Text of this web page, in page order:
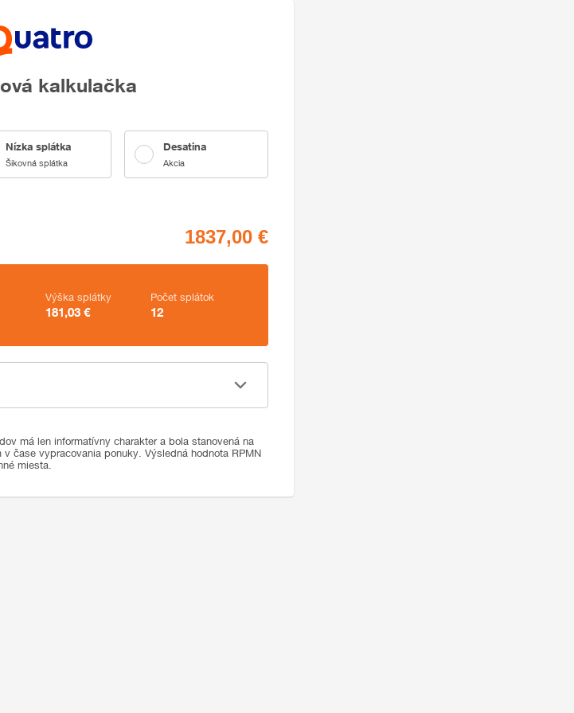
kalkulačka
Nízka splátka
Šikovná splátka
Desatina
Akcia
Výška splátky
181,03 €
Počet splátok
12
má len informatívny charakter a bola stanovená na
čase vypracovania ponuky. Výsledná hodnota RPMN
miesta.